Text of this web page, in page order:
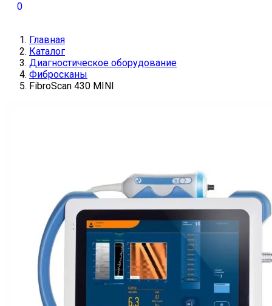
0
Главная
Каталог
Диагностическое оборудование
Фибросканы
FibroScan 430 MINI